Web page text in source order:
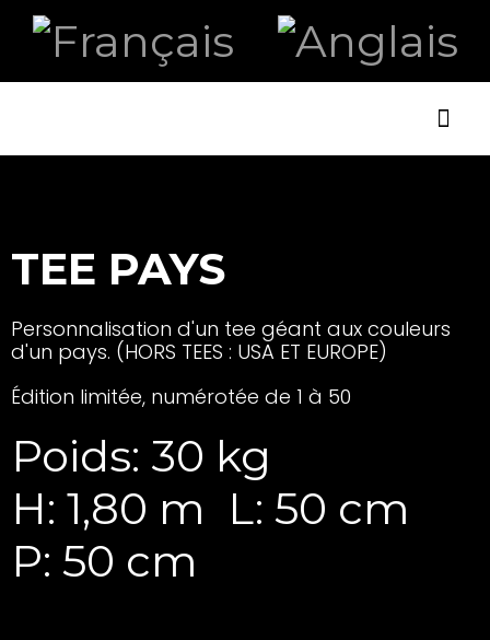
TEE PAYS
Personnalisation d'un tee géant aux couleurs
d'un pays. (HORS TEES : USA ET EUROPE)
Édition limitée, numérotée de 1 à 50
Poids: 30 kg
H: 1,80 m L: 50 cm
P: 50 cm